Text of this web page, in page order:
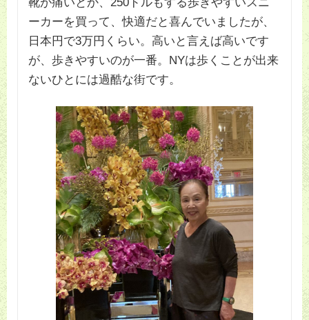
ーカーを買って、快適だと喜んでいましたが、
日本円で3万円くらい。高いと言えば高いです
が、歩きやすいのが一番。NYは歩くことが出来
ないひとには過酷な街です。